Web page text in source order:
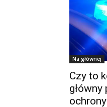
Na głównej
Czy to